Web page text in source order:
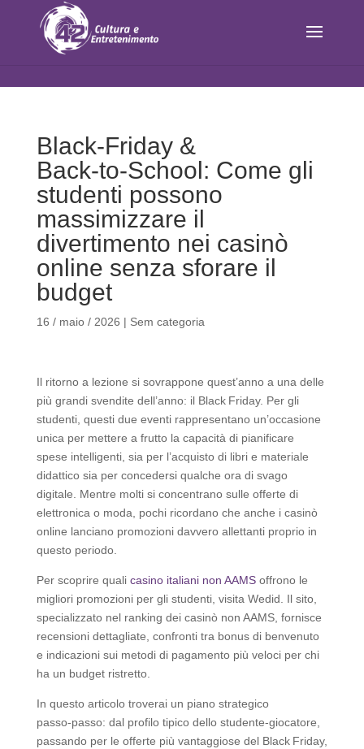
Black‑Friday &
Back‑to‑School: Come gli
studenti possono
massimizzare il
divertimento nei casinò
online senza sforare il
budget
16 / maio / 2026 | Sem categoria
Il ritorno a lezione si sovrappone quest’anno a una delle
più grandi svendite dell’anno: il Black Friday. Per gli
studenti, questi due eventi rappresentano un’occasione
unica per mettere a frutto la capacità di pianificare
spese intelligenti, sia per l’acquisto di libri e materiale
didattico sia per concedersi qualche ora di svago
digitale. Mentre molti si concentrano sulle offerte di
elettronica o moda, pochi ricordano che anche i casinò
online lanciano promozioni davvero allettanti proprio in
questo periodo.
Per scoprire quali casino italiani non AAMSoffrono le
migliori promozioni per gli studenti, visita Wedid. Il sito,
specializzato nel ranking dei casinò non AAMS, fornisce
recensioni dettagliate, confronti tra bonus di benvenuto
e indicazioni sui metodi di pagamento più veloci per chi
ha un budget ristretto.
In questo articolo troverai un piano strategico
passo‑passo: dal profilo tipico dello studente‑giocatore,
passando per le offerte più vantaggiose del Black Friday,